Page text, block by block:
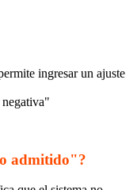
ingresar un ajuste
admitido"?